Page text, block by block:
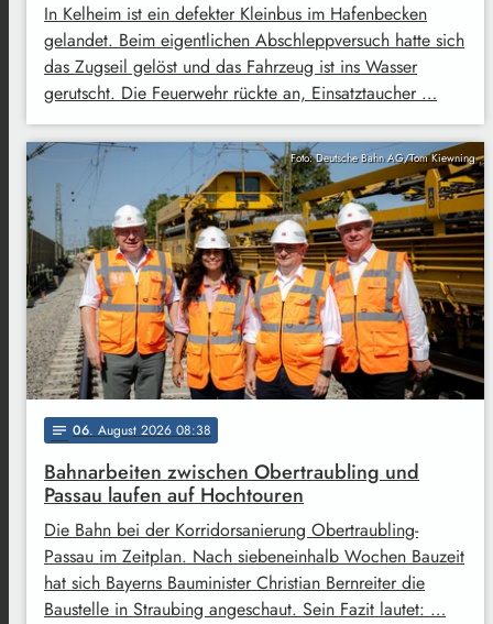
In Kelheim ist ein defekter Kleinbus im Hafenbecken
gelandet. Beim eigentlichen Abschleppversuch hatte sich
das Zugseil gelöst und das Fahrzeug ist ins Wasser
gerutscht. Die Feuerwehr rückte an, Einsatztaucher …
Foto: Deutsche Bahn AG/Tom Kiewning
notes 06. August 2026 08:38
Bahnarbeiten zwischen Obertraubling und
Passau laufen auf Hochtouren
Die Bahn bei der Korridorsanierung Obertraubling-
Passau im Zeitplan. Nach siebeneinhalb Wochen Bauzeit
hat sich Bayerns Bauminister Christian Bernreiter die
Baustelle in Straubing angeschaut. Sein Fazit lautet: …